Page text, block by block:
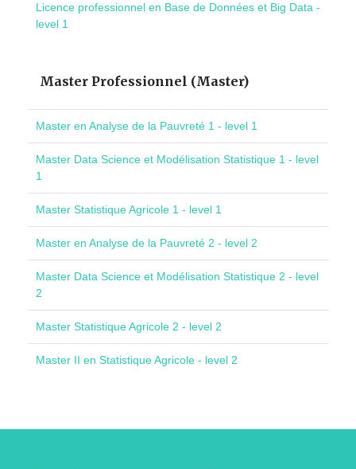
Licence professionnel en Base de Données et Big Data -
level 1
Master Professionnel (Master)
Master en Analyse de la Pauvreté 1 - level 1
Master Data Science et Modélisation Statistique 1 - level
1
Master Statistique Agricole 1 - level 1
Master en Analyse de la Pauvreté 2 - level 2
Master Data Science et Modélisation Statistique 2 - level
2
Master Statistique Agricole 2 - level 2
Master II en Statistique Agricole - level 2